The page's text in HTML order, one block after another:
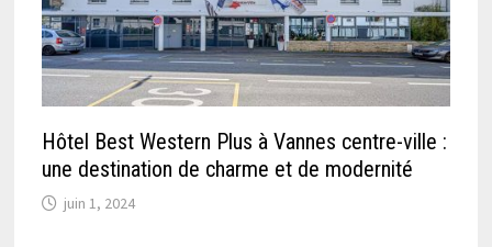
Hôtel Best Western Plus à Vannes centre-ville :
une destination de charme et de modernité
juin 1, 2024